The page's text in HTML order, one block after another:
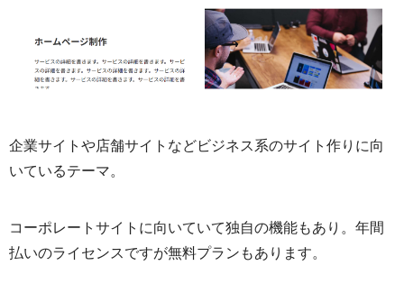
企業サイトや店舗サイトなどビジネス系のサイト作りに向
いているテーマ。
コーポレートサイトに向いていて独自の機能もあり。年間
払いのライセンスですが無料プランもあります。